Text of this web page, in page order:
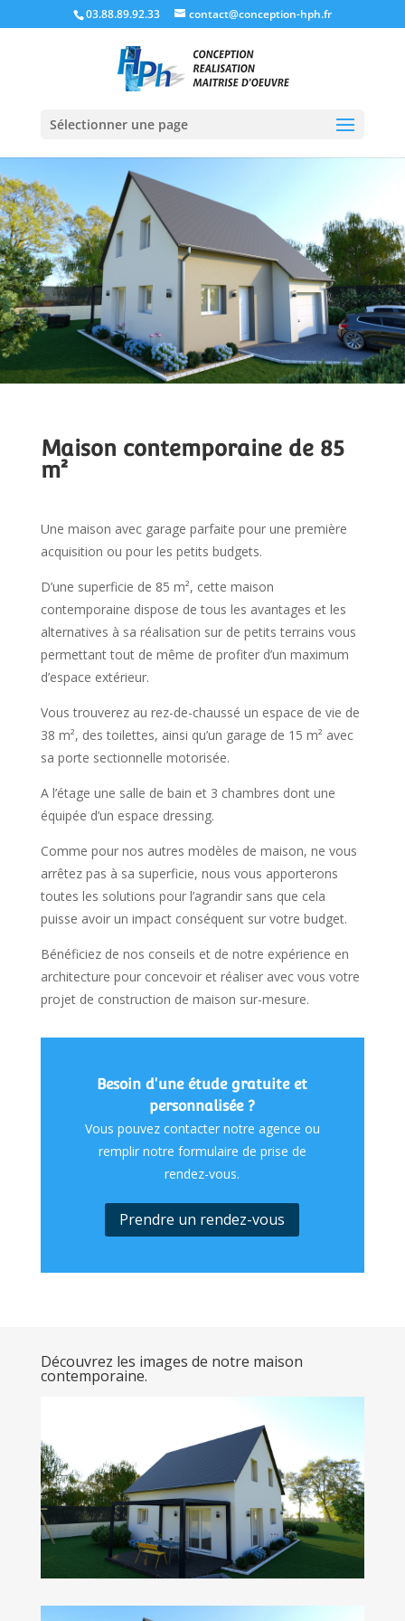
03.88.89.92.33 contact@conception-hph.fr
Sélectionner une page
Maison contemporaine de 85
m²
Une maison avec garage parfaite pour une première
acquisition ou pour les petits budgets.
D’une superficie de 85 m², cette maison
contemporaine dispose de tous les avantages et les
alternatives à sa réalisation sur de petits terrains vous
permettant tout de même de profiter d’un maximum
d’espace extérieur.
Vous trouverez au rez-de-chaussé un espace de vie de
38 m², des toilettes, ainsi qu’un garage de 15 m² avec
sa porte sectionnelle motorisée.
A l’étage une salle de bain et 3 chambres dont une
équipée d’un espace dressing.
Comme pour nos autres modèles de maison, ne vous
arrêtez pas à sa superficie, nous vous apporterons
toutes les solutions pour l’agrandir sans que cela
puisse avoir un impact conséquent sur votre budget.
Bénéficiez de nos conseils et de notre expérience en
architecture pour concevoir et réaliser avec vous votre
projet de construction de maison sur-mesure.
Besoin d'une étude gratuite et
personnalisée ?
Vous pouvez contacter notre agence ou
remplir notre formulaire de prise de
rendez-vous.
Prendre un rendez-vous
Découvrez les images de notre maison
contemporaine.